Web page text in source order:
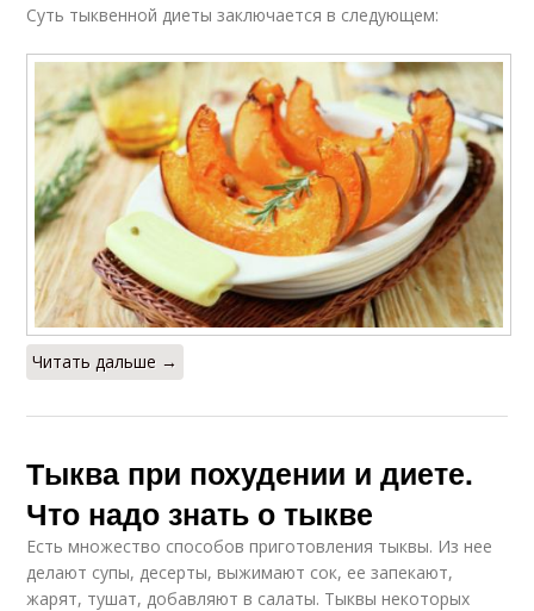
Суть тыквенной диеты заключается в следующем:
Читать дальше →
Тыква при похудении и диете.
Что надо знать о тыкве
Есть множество способов приготовления тыквы. Из нее
делают супы, десерты, выжимают сок, ее запекают,
жарят, тушат, добавляют в салаты. Тыквы некоторых